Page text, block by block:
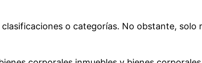
o categorías. No obstante,